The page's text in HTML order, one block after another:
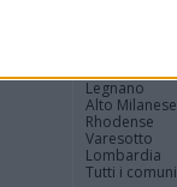
Legnano
Alto Milanese
Rhodense
Varesotto
Lombardia
Tutti i comuni